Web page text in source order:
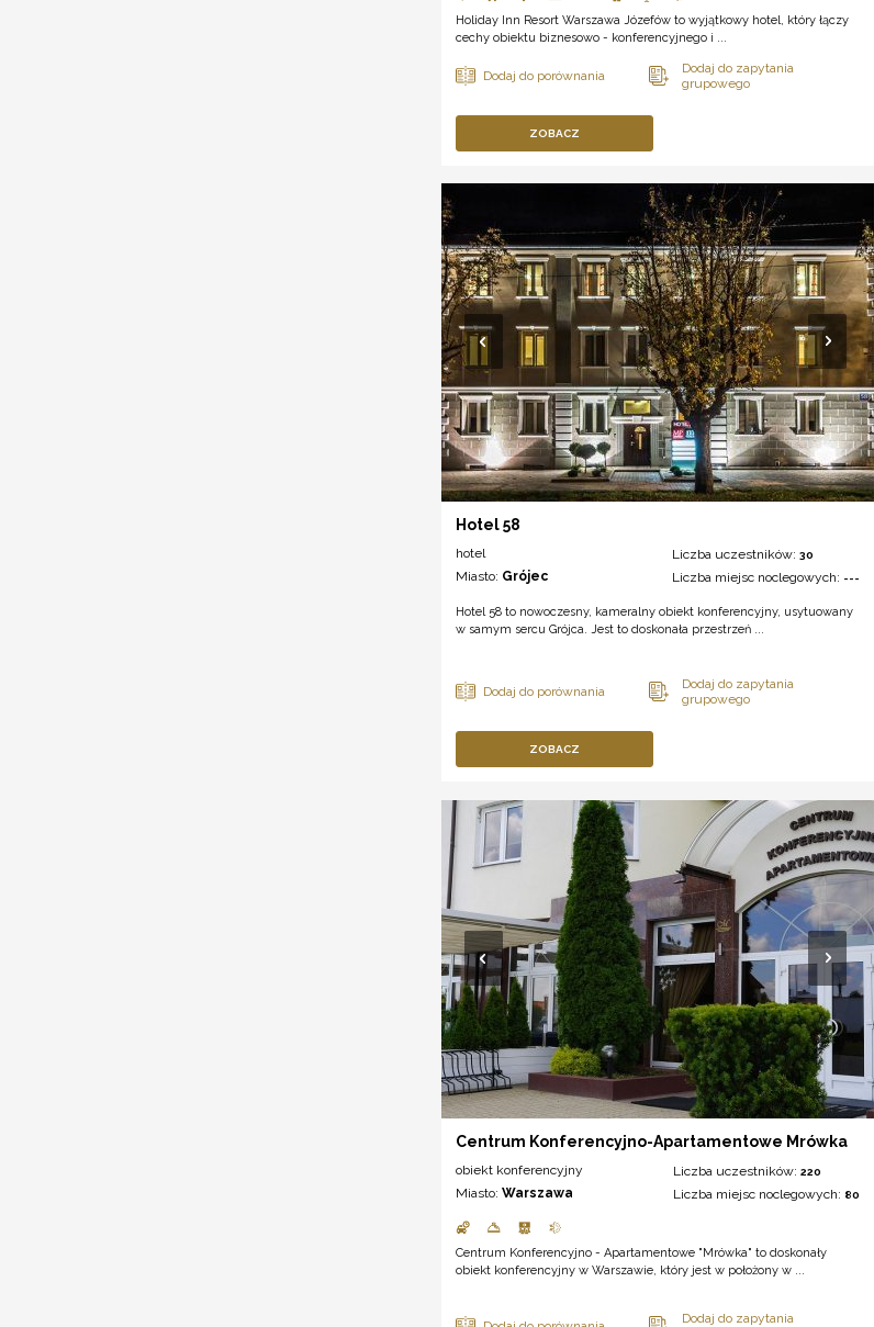
Holiday Inn Resort Warszawa Józefów to wyjątkowy hotel, który łączy
cechy obiektu biznesowo - konferencyjnego i ...
ZOBACZ
Hotel 58
hotel
Miasto: Grójec
Liczba uczestników:30
Liczba miejsc noclegowych: ---
Hotel 58 to nowoczesny, kameralny obiekt konferencyjny, usytuowany
w samym sercu Grójca. Jest to doskonała przestrzeń ...
ZOBACZ
Centrum Konferencyjno-Apartamentowe Mrówka
obiekt konferencyjny
Miasto: Warszawa
Liczba uczestników:220
Liczba miejsc noclegowych: 80
Centrum Konferencyjno - Apartamentowe "Mrówka" to doskonały
obiekt konferencyjny w Warszawie, który jest w położony w ...